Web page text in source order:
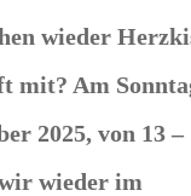
wieder
mit? Am
2025, von 13
wieder im